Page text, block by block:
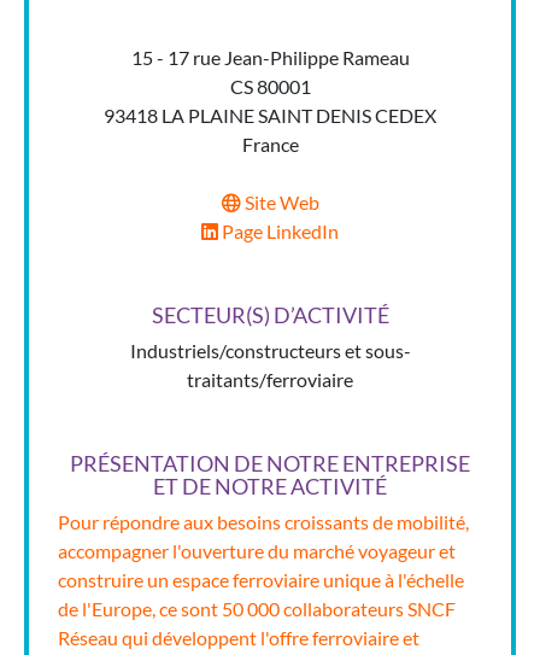
15 - 17 rue Jean-Philippe Rameau
CS 80001
93418 LA PLAINE SAINT DENIS CEDEX
France
Site Web
Page LinkedIn
SECTEUR(S) D’ACTIVITÉ
Industriels/constructeurs et sous-
traitants/ferroviaire
PRÉSENTATION DE NOTRE ENTREPRISE
ET DE NOTRE ACTIVITÉ
Pour répondre aux besoins croissants de mobilité,
accompagner l'ouverture du marché voyageur et
construire un espace ferroviaire unique à l'échelle
de l'Europe, ce sont 50 000 collaborateurs SNCF
Réseau qui développent l'offre ferroviaire et